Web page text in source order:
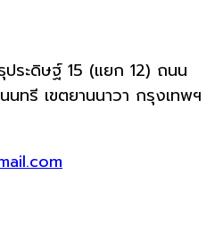
ระดิษฐ์ 15 (แยก 12) ถนน
ทรี เขตยานนาวา กรุงเทพฯ